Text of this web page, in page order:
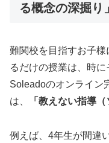
る概念の深掘り」
難関校を目指すお子
るだけの授業は、時に
Soleadoのオンライン
は、
「教えない指導
例えば、4年生が間違